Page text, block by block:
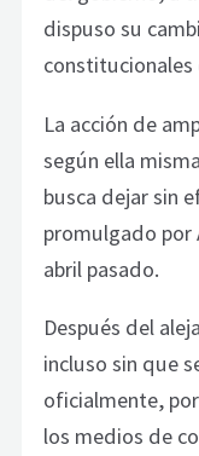
dispuso su
La acción de
según ella
busca dejar sin
promulgado por
abril pasado.
Después del
incluso sin que
oficialmente,
los medios de